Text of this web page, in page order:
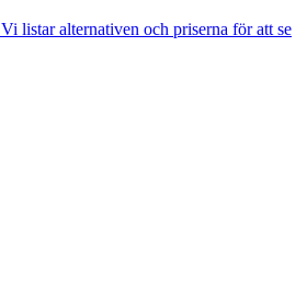
Vi listar alternativen och priserna för att se